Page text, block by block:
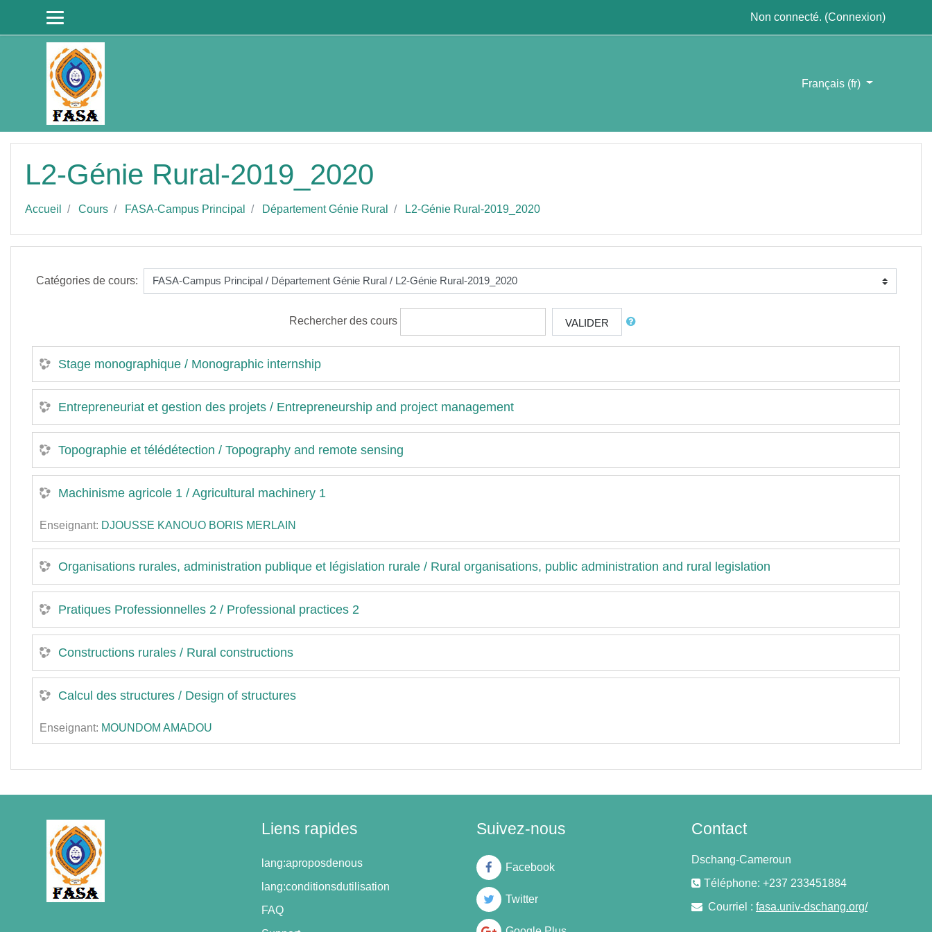
Non connecté. (Connexion)
Français ‎(fr)‎
L2-Génie Rural-2019_2020
Accueil Cours FASA-Campus Principal Département Génie Rural L2-Génie Rural-2019_2020
Catégories de cours:
Rechercher des cours VALIDER
Stage monographique / Monographic internship
Entrepreneuriat et gestion des projets / Entrepreneurship and project management
Topographie et télédétection / Topography and remote sensing
Machinisme agricole 1 / Agricultural machinery 1
Enseignant: DJOUSSE KANOUO BORIS MERLAIN
Organisations rurales, administration publique et législation rurale / Rural organisations, public administration and rural legislation
Pratiques Professionnelles 2 / Professional practices 2
Constructions rurales / Rural constructions
Calcul des structures / Design of structures
Enseignant: MOUNDOM AMADOU
Liens rapides
lang:aproposdenous
lang:conditionsdutilisation
FAQ
Suivez-nous
Facebook
Twitter
Contact
Dschang-Cameroun
Téléphone: +237 233451884
Courriel : fasa.univ-dschang.org/